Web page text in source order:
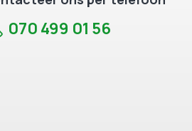
070 499 01 56